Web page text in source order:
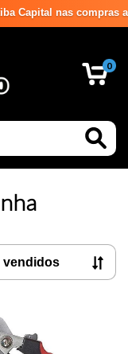
nas compras acima
0